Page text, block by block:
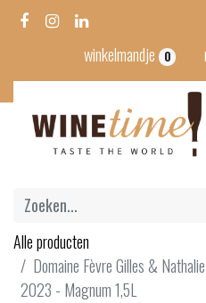
winkelmandje 0
Alle producten
Domaine Fèvre Gilles &
2023 - Magnum 1,5L